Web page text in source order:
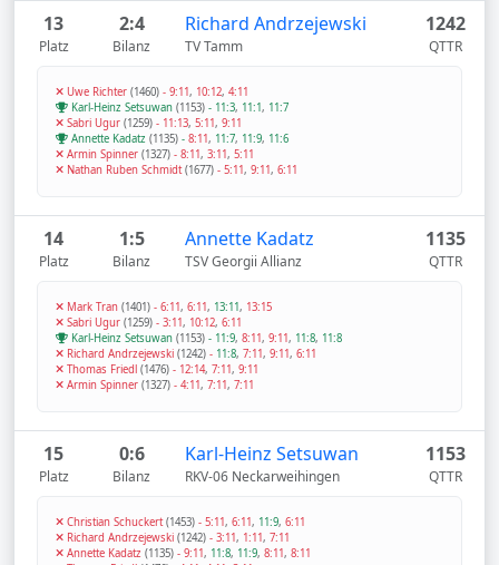
13
Platz
2:4
Bilanz
Richard Andrzejewski
TV Tamm
1242
QTTR
Uwe Richter (1460) - 9:11, 10:12, 4:11
Karl-Heinz Setsuwan (1153) - 11:3, 11:1, 11:7
Sabri Ugur (1259) - 11:13, 5:11, 9:11
Annette Kadatz (1135) - 8:11, 11:7, 11:9, 11:6
Armin Spinner (1327) - 8:11, 3:11, 5:11
Nathan Ruben Schmidt(1677) - 5:11, 9:11, 6:11
14
Platz
1:5
Bilanz
Annette Kadatz
TSV Georgii Allianz
1135
QTTR
Mark Tran (1401) - 6:11, 6:11, 13:11, 13:15
Sabri Ugur (1259) - 3:11, 10:12, 6:11
Karl-Heinz Setsuwan (1153) - 11:9, 8:11, 9:11, 11:8, 11:8
Richard Andrzejewski (1242) - 11:8, 7:11, 9:11, 6:11
Thomas Friedl (1476) - 12:14, 7:11, 9:11
Armin Spinner (1327) - 4:11, 7:11, 7:11
15
Platz
0:6
Bilanz
Karl-Heinz Setsuwan
RKV-06 Neckarweihingen
1153
QTTR
Christian Schuckert(1453) - 5:11, 6:11, 11:9, 6:11
Richard Andrzejewski (1242) - 3:11, 1:11, 7:11
Annette Kadatz (1135) - 9:11, 11:8, 11:9, 8:11, 8:11